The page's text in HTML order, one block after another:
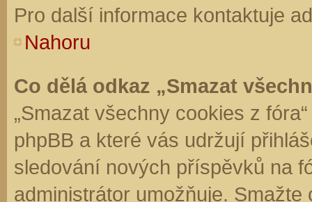
Pro další informace kontaktuje
Nahoru
Co dělá odkaz „Smazat
„Smazat všechny cookies z
phpBB a které vás udržují
sledování nových příspěvků na
administrátor umožňuje.